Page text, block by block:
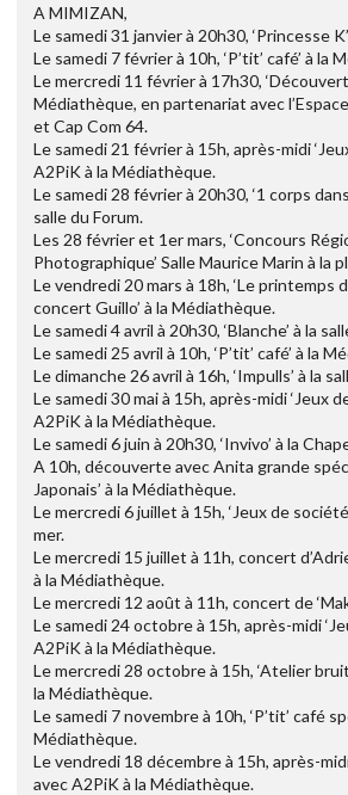
A MIMIZAN,
Le samedi 31 janvier à 20h30, ‘Princesse
Le samedi 7 février à 10h, ‘P’tit’ café’ à la
Le mercredi 11 février à 17h30,
Médiathèque, en partenariat avec
et Cap Com 64.
Le samedi 21 février à 15h, après-midi
A2PiK à la Médiathèque.
Le samedi 28 février à 20h30, ‘1 corps
salle du Forum.
Les 28 février et 1er mars, ‘Concours
Photographique’ Salle Maurice Marin à la
Le vendredi 20 mars à 18h, ‘Le printemps
concert Guillo’ à la Médiathèque.
Le samedi 4 avril à 20h30, ‘Blanche’ à la
Le samedi 25 avril à 10h, ‘P’tit’ café’ à la
Le dimanche 26 avril à 16h, ‘Impulls’ à la
Le samedi 30 mai à 15h, après-midi ‘Jeux
A2PiK à la Médiathèque.
Le samedi 6 juin à 20h30, ‘Invivo’ à la
A 10h, découverte avec Anita grande
Japonais’ à la Médiathèque.
Le mercredi 6 juillet à 15h, ‘Jeux de
mer.
Le mercredi 15 juillet à 11h, concert
à la Médiathèque.
Le mercredi 12 août à 11h, concert de
Le samedi 24 octobre à 15h, après-midi
A2PiK à la Médiathèque.
Le mercredi 28 octobre à 15h, ‘Atelier
la Médiathèque.
Le samedi 7 novembre à 10h, ‘P’tit’ café
Médiathèque.
Le vendredi 18 décembre à 15h, après-
avec A2PiK à la Médiathèque.